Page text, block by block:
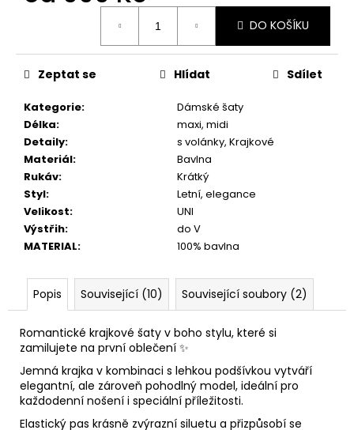
DO KOŠÍKU
Kategorie:
Dámské šaty
Délka:
maxi, midi
Detaily:
s volánky, Krajkové
Materiál:
Bavlna
Rukáv:
Krátký
Styl:
Letní, elegance
Velikost:
UNI
Výstřih:
do V
MATERIAL: 100% bavlna
Zeptat se Hlídat Sdílet
Popis Související (10) Související soubory (2)
Romantické krajkové šaty v boho stylu, které si
zamilujete na první oblečení ✨
Jemná krajka v kombinaci s lehkou podšívkou vytváří
elegantní, ale zároveň pohodlný model, ideální pro
každodenní nošení i speciální příležitosti.
Elastický pas krásně zvýrazní siluetu a přizpůsobí se